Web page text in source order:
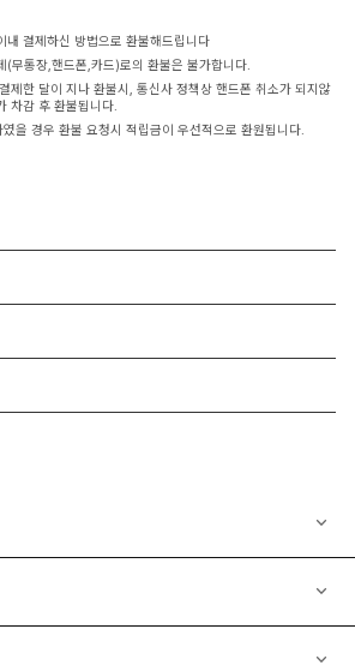
결제하신 방법으로 환불해드립니다
(무통장,핸드폰,카드)로의 환불은 불가합니다.
제한 달이 지나 환불시, 통신사 정책상 핸드폰 취소가 되지않
차감 후 환불됩니다.
을 경우 환불 요청시 적립금이 우선적으로 환원됩니다.